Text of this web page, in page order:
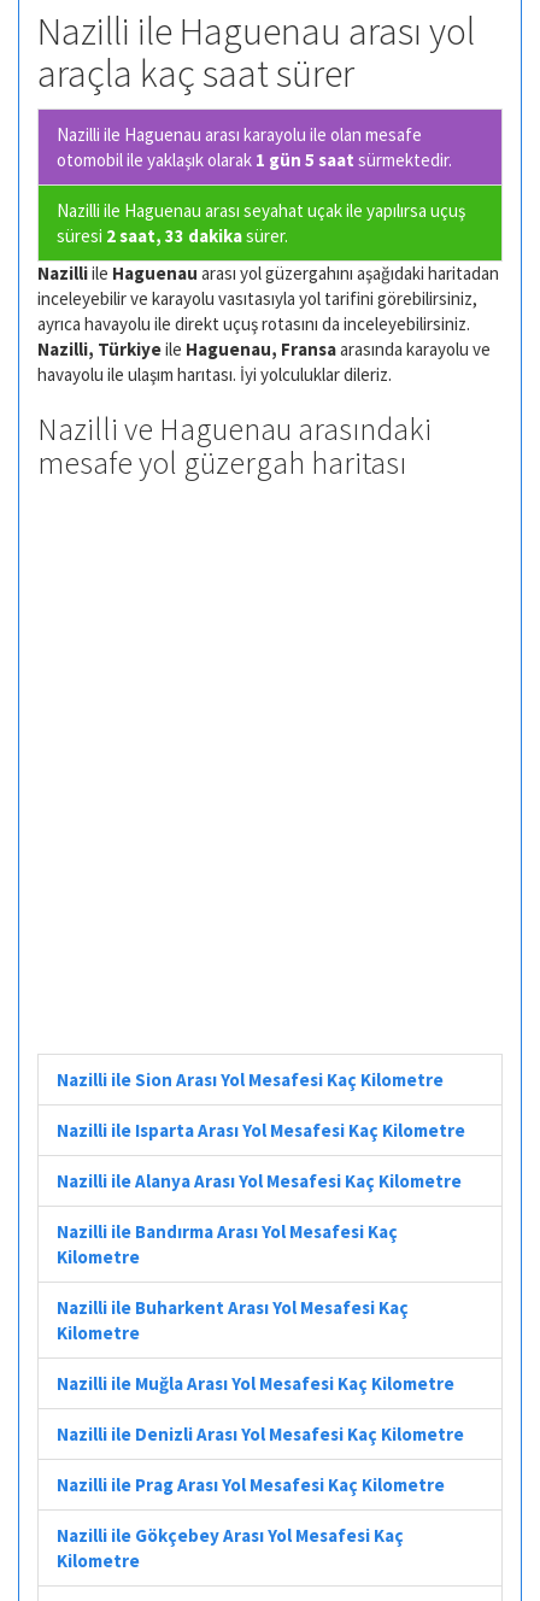
Nazilli ile Haguenau arası yol
araçla kaç saat sürer
Nazilli ile Haguenau arası karayolu ile olan mesafe
otomobil ile yaklaşık olarak 1 gün 5 saat sürmektedir.
Nazilli ile Haguenau arası seyahat uçak ile yapılırsa uçuş
süresi 2 saat, 33 dakikasürer.
Nazilliile Haguenau arası yol güzergahını aşağıdaki haritadan
inceleyebilir ve karayolu vasıtasıyla yol tarifini görebilirsiniz,
ayrıca havayolu ile direkt uçuş rotasını da inceleyebilirsiniz.
Nazilli, Türkiyeile Haguenau, Fransaarasında karayolu ve
havayolu ile ulaşım harıtası. İyi yolculuklar dileriz.
Nazilli ve Haguenau arasındaki
mesafe yol güzergah haritası
Nazilli ile Sion Arası Yol Mesafesi Kaç Kilometre
Nazilli ile Isparta Arası Yol Mesafesi Kaç Kilometre
Nazilli ile Alanya Arası Yol Mesafesi Kaç Kilometre
Nazilli ile Bandırma Arası Yol Mesafesi Kaç
Kilometre
Nazilli ile Buharkent Arası Yol Mesafesi Kaç
Kilometre
Nazilli ile Muğla Arası Yol Mesafesi Kaç Kilometre
Nazilli ile Denizli Arası Yol Mesafesi Kaç Kilometre
Nazilli ile Prag Arası Yol Mesafesi Kaç Kilometre
Nazilli ile Gökçebey Arası Yol Mesafesi Kaç
Kilometre